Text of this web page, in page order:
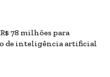
78 milhões para
de inteligência artificial